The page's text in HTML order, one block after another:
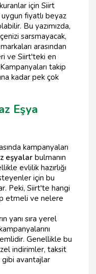
için Siirt
uygun fiyatlı beyaz
Bu yazımızda,
sarsmayacak,
arasından
ve Siirt'teki en
takip
kadar pek çok
Eşya
kampanyaları
eşyalar bulmanın
evlilik hazırlığı
için bu
Peki, Siirt'te hangi
etmeli ve nelere
yanı sıra yerel
Genellikle bu
indirimler, taksit
avantajlar